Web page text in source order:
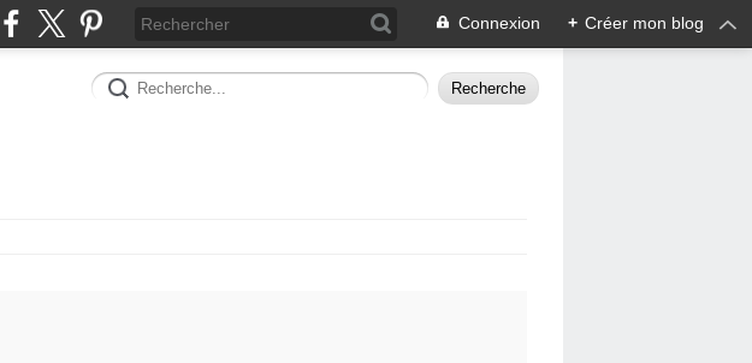
Connexion + Créer mon blog